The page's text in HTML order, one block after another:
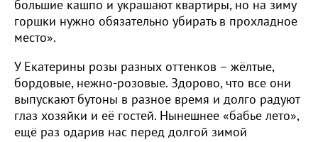
большие кашпо и украшают квартиры, но на зиму
горшки нужно обязательно убирать в прохладное
место».
У Екатерины розы разных оттенков – жёлтые,
бордовые, нежно-розовые. Здорово, что все они
выпускают бутоны в разное время и долго радуют
глаз хозяйки и её гостей. Нынешнее «бабье лето»,
ещё раз одарив нас перед долгой зимой